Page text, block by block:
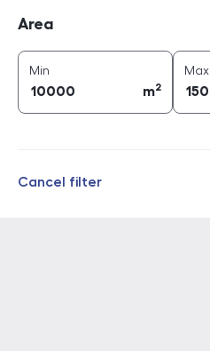
Area
Min
m2
Max
Cancel filter